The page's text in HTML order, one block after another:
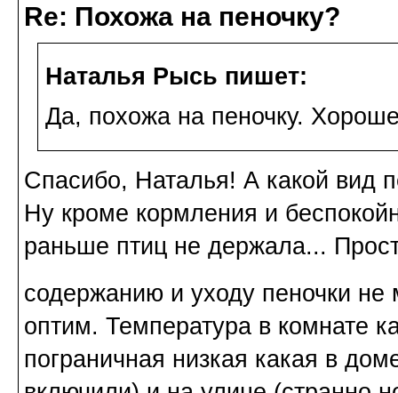
Re: Похожа на пеночку?
Наталья Рысь пишет:
Да, похожа на пеночку.
Спасибо, Наталья! А какой вид
Ну кроме кормления и
раньше птиц не держала...
содержанию и уходу пеночки не
оптим. Температура в комнате
пограничная низкая какая в